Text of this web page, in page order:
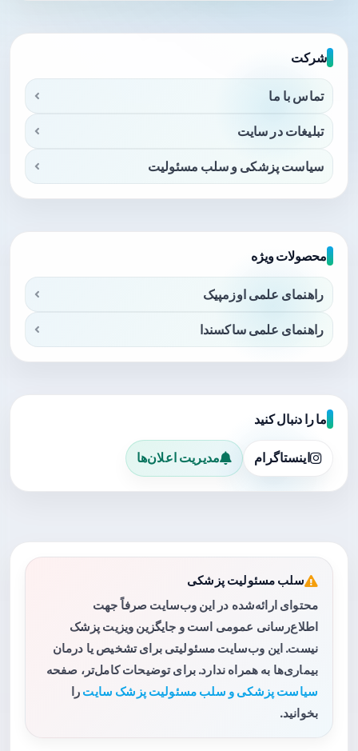
شرکت
تماس با ما
تبلیغات در سایت
سیاست پزشکی و سلب مسئولیت
محصولات ویژه
راهنمای علمی اوزمپیک
راهنمای علمی ساکسندا
ما را دنبال کنید
اینستاگرام مدیریت اعلان‌ها
سلب مسئولیت پزشکی
محتوای ارائه‌شده در این وب‌سایت صرفاً جهت
اطلاع‌رسانی عمومی است و جایگزین ویزیت پزشک
نیست. این وب‌سایت مسئولیتی برای تشخیص یا درمان
بیماری‌ها به همراه ندارد. برای توضیحات کامل‌تر، صفحه
سیاست پزشکی و سلب مسئولیت پزشک سایت را
بخوانید.